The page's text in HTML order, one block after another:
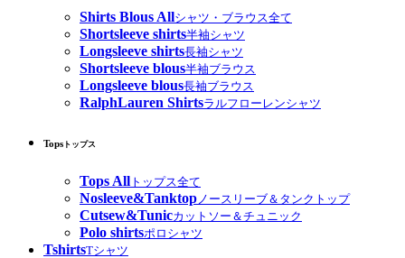
Shirts Blous Allシャツ・ブラウス全て
Shortsleeve shirts半袖シャツ
Longsleeve shirts長袖シャツ
Shortsleeve blous半袖ブラウス
Longsleeve blous長袖ブラウス
RalphLauren Shirtsラルフローレンシャツ
Tops トップス
Tops All トップス全て
Nosleeve&Tanktop ノースリーブ＆タンクトップ
Cutsew&Tunicカットソー＆チュニック
Polo shirtsポロシャツ
TshirtsTシャツ